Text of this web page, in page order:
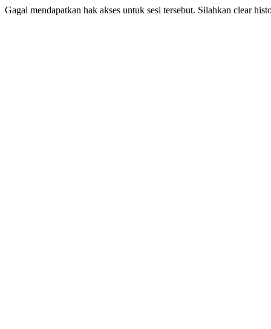
Gagal mendapatkan hak akses untuk sesi tersebut. Silahkan clear